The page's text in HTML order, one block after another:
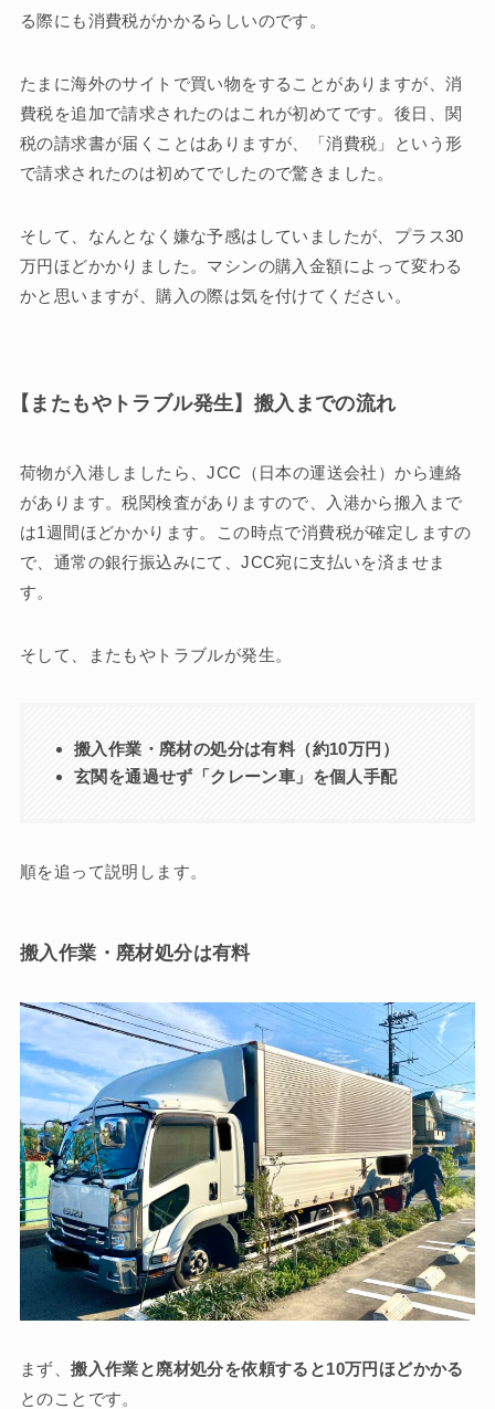
る際にも消費税がかかるらしいのです。
たまに海外のサイトで買い物をすることがありますが、消
費税を追加で請求されたのはこれが初めてです。後日、関
税の請求書が届くことはありますが、「消費税」という形
で請求されたのは初めてでしたので驚きました。
そして、なんとなく嫌な予感はしていましたが、プラス30
万円ほどかかりました。マシンの購入金額によって変わる
かと思いますが、購入の際は気を付けてください。
【またもやトラブル発生】搬入までの流れ
荷物が入港しましたら、JCC（日本の運送会社）から連絡
があります。税関検査がありますので、入港から搬入まで
は1週間ほどかかります。この時点で消費税が確定しますの
で、通常の銀行振込みにて、JCC宛に支払いを済ませま
す。
そして、またもやトラブルが発生。
搬入作業・廃材の処分は有料（約10万円）
玄関を通過せず「クレーン車」を個人手配
順を追って説明します。
搬入作業・廃材処分は有料
まず、搬入作業と廃材処分を依頼すると10万円ほどかかる
とのことです。